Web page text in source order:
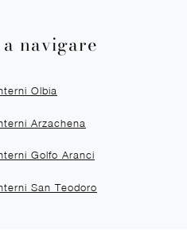
navigare
Olbia
Arzachena
Golfo Aranci
San Teodoro